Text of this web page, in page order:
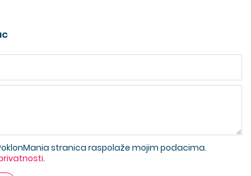
stranica raspolaže mojim podacima.
.